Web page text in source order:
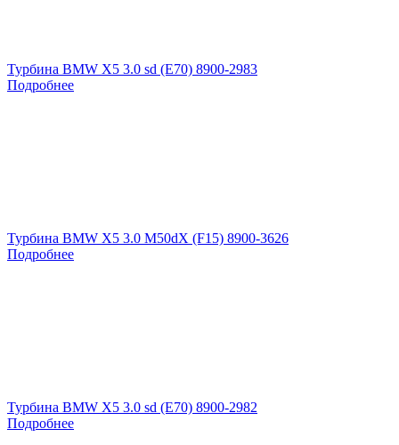
Турбина BMW X5 3.0 sd (E70) 8900-2983
Подробнее
Турбина BMW X5 3.0 M50dX (F15) 8900-3626
Подробнее
Турбина BMW X5 3.0 sd (E70) 8900-2982
Подробнее